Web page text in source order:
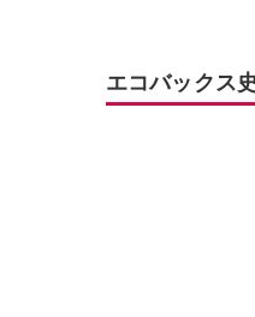
エコバックス